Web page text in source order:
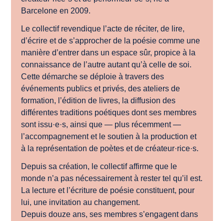
Barcelone en 2009.
Le collectif revendique l’acte de réciter, de lire,
d’écrire et de s’approcher de la poésie comme une
manière d’entrer dans un espace sûr, propice à la
connaissance de l’autre autant qu’à celle de soi.
Cette démarche se déploie à travers des
événements publics et privés, des ateliers de
formation, l’édition de livres, la diffusion des
différentes traditions poétiques dont ses membres
sont issu·e·s, ainsi que — plus récemment —
l’accompagnement et le soutien à la production et
à la représentation de poètes et de créateur·rice·s.
Depuis sa création, le collectif affirme que le
monde n’a pas nécessairement à rester tel qu’il est.
La lecture et l’écriture de poésie constituent, pour
lui, une invitation au changement.
Depuis douze ans, ses membres s’engagent dans